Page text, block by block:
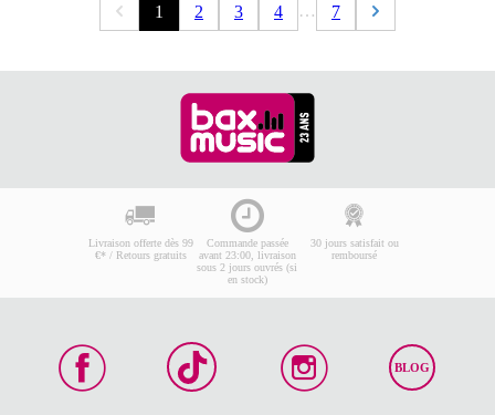
1 2 3 4 … 7
Livraison offerte dès 99
€* / Retours gratuits
Commande passée
avant 23:00, livraison
sous 2 jours ouvrés (si
en stock)
30 jours satisfait ou
remboursé
BLOG